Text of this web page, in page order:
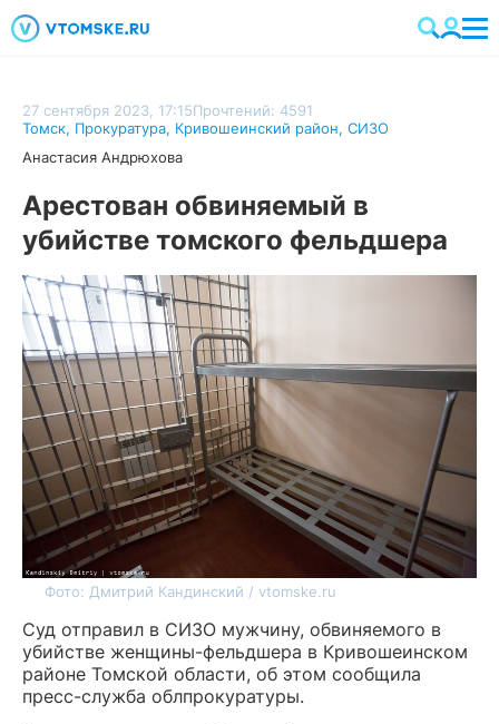
27 сентября 2023, 17:15Прочтений: 4591
Томск, Прокуратура, Кривошеинский район, СИЗО
Анастасия Андрюхова
Арестован обвиняемый в
убийстве томского фельдшера
Фото: Дмитрий Кандинский / vtomske.ru
Суд отправил в СИЗО мужчину, обвиняемого в
убийстве женщины-фельдшера в Кривошеинском
районе Томской области, об этом сообщила
пресс-служба облпрокуратуры.